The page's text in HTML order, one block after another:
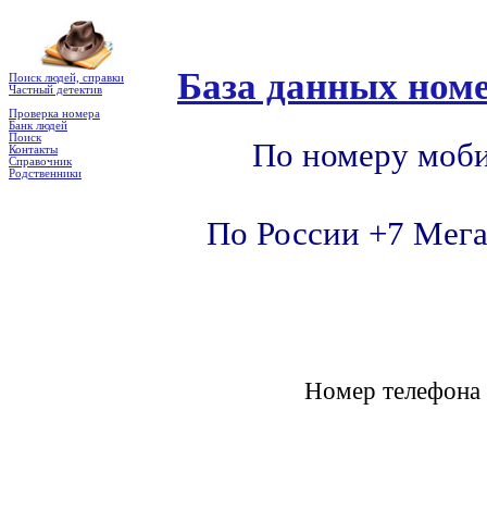
Поиск людей, справки
Частный детектив
Проверка номера
Банк людей
Поиск
Контакты
Справочник
Родственники
База данных
По номеру
По России +7
Номер